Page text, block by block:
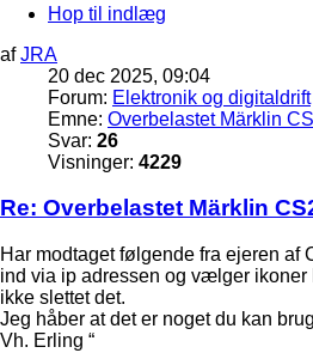
Hop til indlæg
afJRA
20 dec 2025, 09:04
Forum: Elektronik og digitaldrift
Emne: Overbelastet Märklin
Svar: 26
Visninger: 4229
Re: Overbelastet Märklin
Har modtaget følgende fra ejeren af
ind via ip adressen og vælger ikoner
ikke slettet det.
Jeg håber at det er noget du kan
Vh. Erling “